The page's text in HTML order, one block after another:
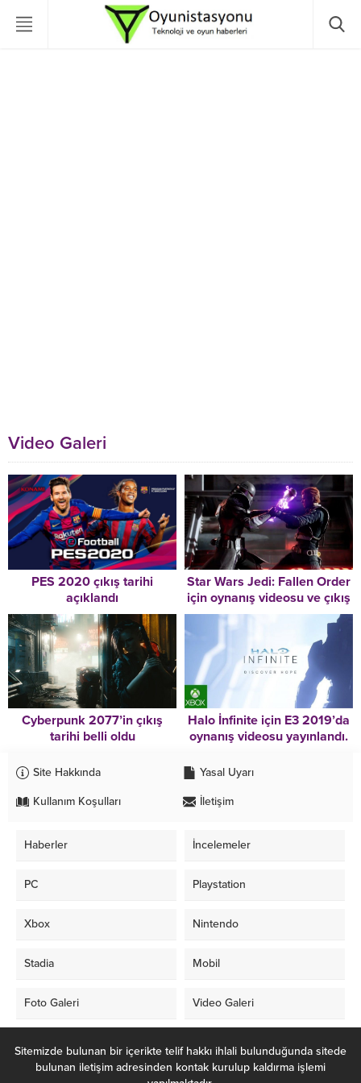
Video Galeri
PES 2020 çıkış tarihi
açıklandı
Star Wars Jedi: Fallen Order
için oynanış videosu ve çıkış
tarihi paylaşıldı
Cyberpunk 2077’in çıkış
tarihi belli oldu
Halo İnfinite için E3 2019’da
oynanış videosu yayınlandı.
Site Hakkında Yasal Uyarı
Kullanım Koşulları İletişim
Haberler İncelemeler
PC Playstation
Xbox Nintendo
Stadia Mobil
Foto Galeri Video Galeri
Sitemizde bulunan bir içerikte telif hakkı ihlali bulunduğunda sitede
bulunan iletişim adresinden kontak kurulup kaldırma işlemi